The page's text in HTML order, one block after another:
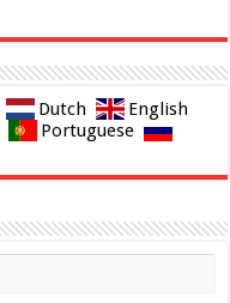
Dutch
English
Portuguese